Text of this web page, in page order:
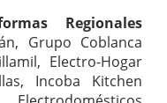
Regionales
Grupo Coblanca
Electro-Hogar
Incoba Kitchen